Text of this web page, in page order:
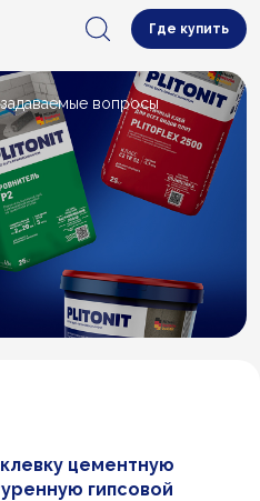
Где купить
вопросы
цементную
гипсовой